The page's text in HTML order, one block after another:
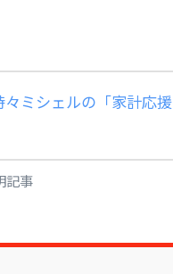
々ミシェルの「家計応援
記事